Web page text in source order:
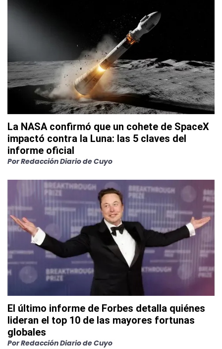
La NASA confirmó que un cohete de SpaceX
impactó contra la Luna: las 5 claves del
informe oficial
PorRedacción Diario de Cuyo
El último informe de Forbes detalla quiénes
lideran el top 10 de las mayores fortunas
globales
PorRedacción Diario de Cuyo